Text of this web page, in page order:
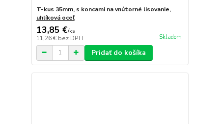
T-kus 35mm, s koncami na vnútorné lisovanie,
uhlíková oceľ
13,85 €/ks
11,26 € bez DPH Skladom
Pridať do košíka